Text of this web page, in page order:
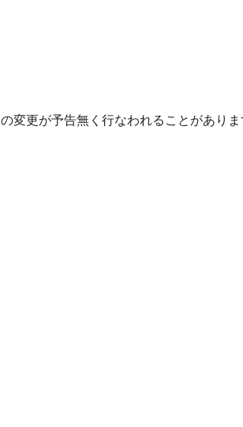
変更が予告無く行なわれることがあり